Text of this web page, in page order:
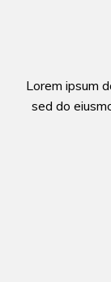
Lorem ipsum
sed do